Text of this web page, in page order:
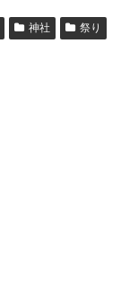
神社
祭り